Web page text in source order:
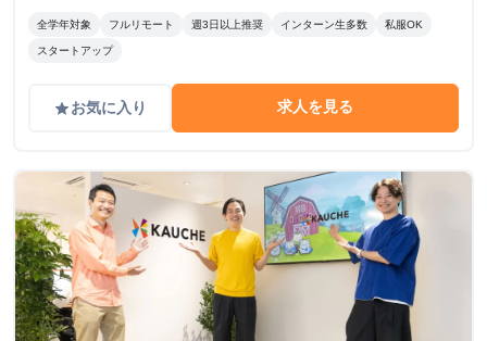
全学年対象 フルリモート 週3日以上推奨 インターン生多数 私服OK
スタートアップ
gradeお気に入り 求人を見る